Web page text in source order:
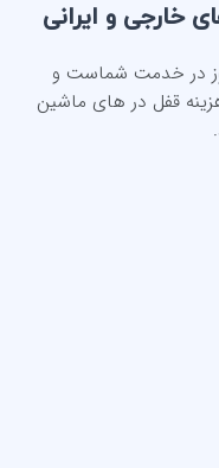
خارجی و ایرانی
در خدمت شماست و
قفل در های ماشین